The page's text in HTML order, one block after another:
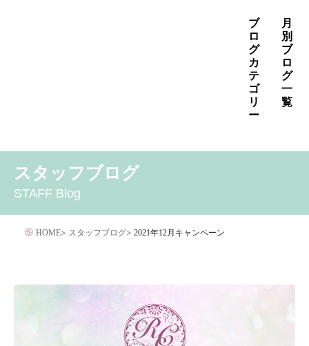
キ
ブ
ロ
グ
カ
テ
ゴ
リ
ー
その他の治療
たるみ治療
アレルギー・アトピー・花粉症
クリニック
サプリメント
タトゥー・刺青除去
ニキビクリア
ニキビ治療
ニキビ痕の凹み（ニキビ痕のクレーター）
月
別
ブ
ロ
グ
一
覧
2026年5月
2026年4月
2026年2月
スタッフブログ
STAFF Blog
HOME> スタッフブログ> 2021年12月キャンペーン